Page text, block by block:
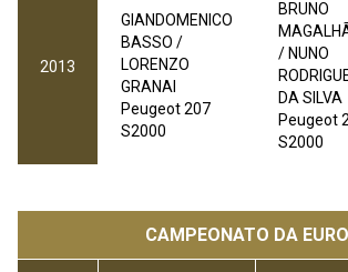
2013
GIANDOMENICO
BASSO /
LORENZO
GRANAI
Peugeot 207
S2000
BRUNO
/ NUNO
DA SILVA
Peugeot
S2000
CAMPEONATO DA